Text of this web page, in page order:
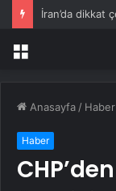
Menü
Anasayfa / Haber
Haber